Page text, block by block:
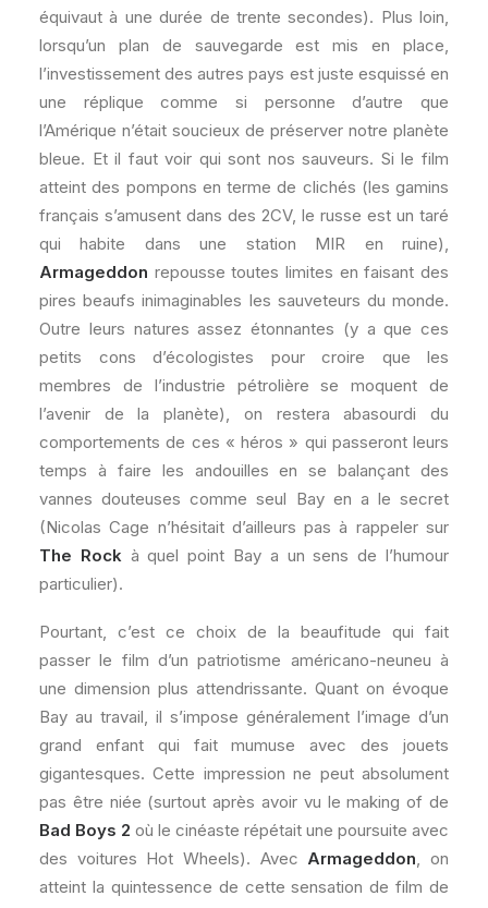
équivaut à une durée de trente secondes). Plus loin,
lorsqu’un plan de sauvegarde est mis en place,
l’investissement des autres pays est juste esquissé en
une réplique comme si personne d’autre que
l’Amérique n’était soucieux de préserver notre planète
bleue. Et il faut voir qui sont nos sauveurs. Si le film
atteint des pompons en terme de clichés (les gamins
français s’amusent dans des 2CV, le russe est un taré
qui habite dans une station MIR en ruine),
Armageddon repousse toutes limites en faisant des
pires beaufs inimaginables les sauveteurs du monde.
Outre leurs natures assez étonnantes (y a que ces
petits cons d’écologistes pour croire que les
membres de l’industrie pétrolière se moquent de
l’avenir de la planète), on restera abasourdi du
comportements de ces « héros » qui passeront leurs
temps à faire les andouilles en se balançant des
vannes douteuses comme seul Bay en a le secret
(Nicolas Cage n’hésitait d’ailleurs pas à rappeler sur
The Rock à quel point Bay a un sens de l’humour
particulier).
Pourtant, c’est ce choix de la beaufitude qui fait
passer le film d’un patriotisme américano-neuneu à
une dimension plus attendrissante. Quant on évoque
Bay au travail, il s’impose généralement l’image d’un
grand enfant qui fait mumuse avec des jouets
gigantesques. Cette impression ne peut absolument
pas être niée (surtout après avoir vu le making of de
Bad Boys 2 où le cinéaste répétait une poursuite avec
des voitures Hot Wheels). Avec Armageddon , on
atteint la quintessence de cette sensation de film de